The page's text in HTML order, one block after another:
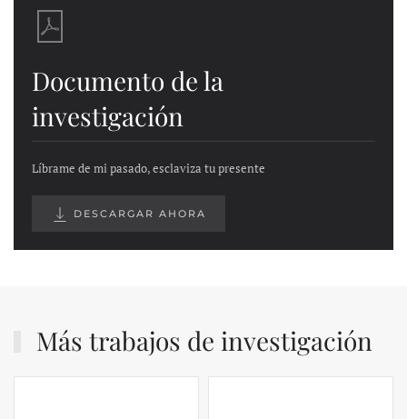
Documento de la
investigación
Líbrame de mi pasado, esclaviza tu presente
DESCARGAR AHORA
Más trabajos de investigación